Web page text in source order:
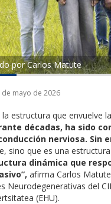
por Carlos Matute
de mayo de 2026
la estructura que envuelve
décadas, ha sido
nerviosa.
sino que es una
dinámica que
afirma Carlos
Neurodegenerativas del
(EHU).